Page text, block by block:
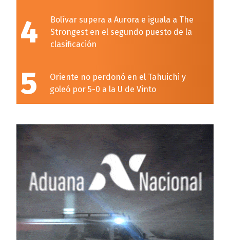
4
Bolívar supera a Aurora e iguala a The
Strongest en el segundo puesto de la
clasificación
5
Oriente no perdonó en el Tahuichi y
goleó por 5-0 a la U de Vinto